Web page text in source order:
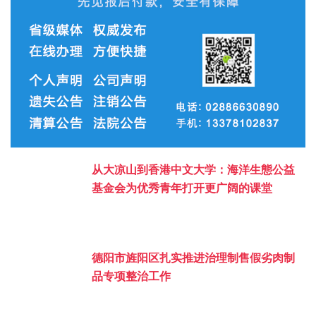
从大凉山到香港中文大学：海洋生態公益
基金会为优秀青年打开更广阔的课堂
德阳市旌阳区扎实推进治理制售假劣肉制
品专项整治工作